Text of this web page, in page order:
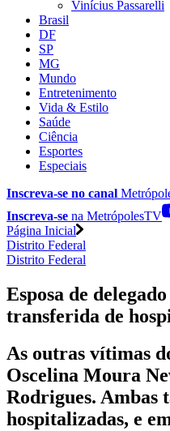
Vinícius Passarelli
Brasil
DF
SP
MG
Mundo
Entretenimento
Vida & Estilo
Saúde
Ciência
Esportes
Especiais
Inscreva-se no canal
Inscreva-se na MetrópolesTV
Página Inicial
Distrito Federal
Distrito Federal
Esposa de
transferida de
As outras vítimas
Oscelina Moura
Rodrigues. Ambas
hospitalizadas, e